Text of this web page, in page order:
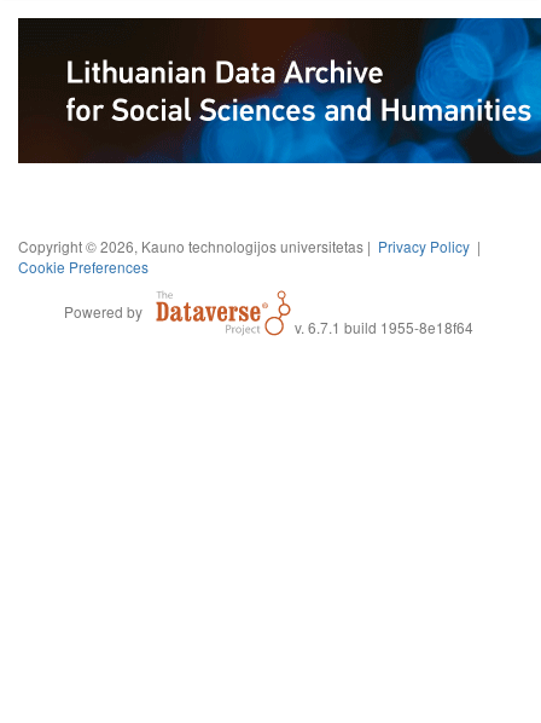
Copyright © 2026, Kauno technologijos universitetas | Privacy Policy |
Cookie Preferences
Powered by
v. 6.7.1 build 1955-8e18f64